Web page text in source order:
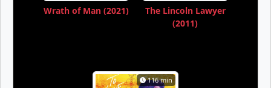
Wrath of Man (2021)
The Lincoln Lawyer
(2011)
116 min